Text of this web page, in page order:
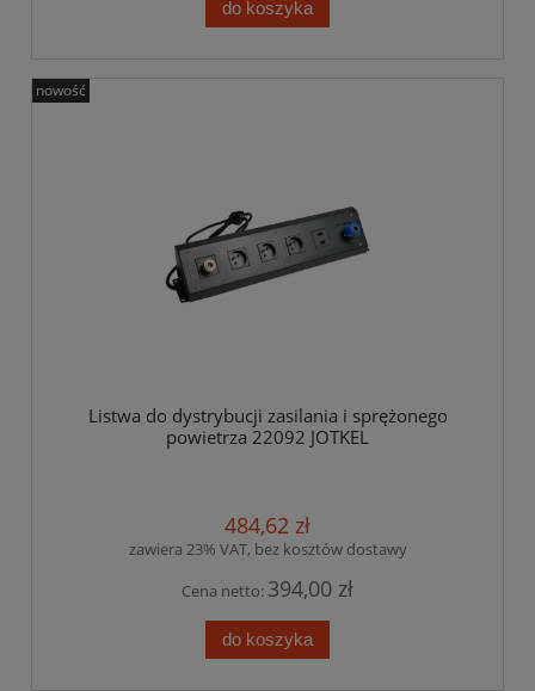
do koszyka
Listwa do dystrybucji zasilania i sprężonego
powietrza 22092 JOTKEL
484,62 zł
zawiera 23% VAT, bez kosztów dostawy
Cena netto: 394,00 zł
do koszyka
nowość